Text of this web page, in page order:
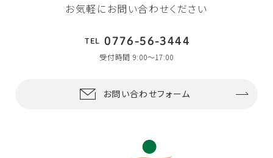
お気軽にお問い合わせください
TEL 0776-56-3444
受付時間 9:00〜17:00
お問い合わせフォーム